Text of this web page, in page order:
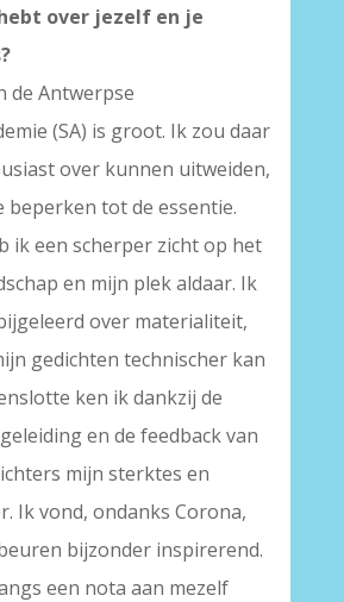
over jezelf en je
de Antwerpse
(SA) is groot. Ik zou daar
over kunnen uitweiden,
beperken tot de essentie.
ik een scherper zicht op het
en mijn plek aldaar. Ik
over materialiteit,
gedichten technischer kan
ken ik dankzij de
en de feedback van
mijn sterktes en
Ik vond, ondanks Corona,
bijzonder inspirerend.
een nota aan mezelf